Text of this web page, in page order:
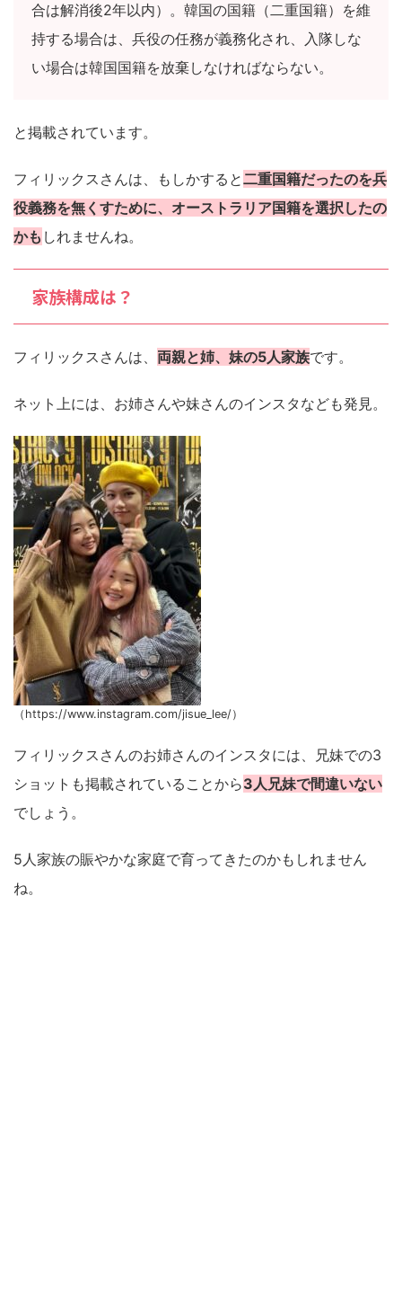
合は解消後2年以内）。韓国の国籍（二重国籍）を維
持する場合は、兵役の任務が義務化され、入隊しな
い場合は韓国国籍を放棄しなければならない。
と掲載されています。
フィリックスさんは、もしかすると二重国籍だったのを兵
役義務を無くすために、オーストラリア国籍を選択したの
かも しれませんね。
家族構成は？
フィリックスさんは、 両親と姉、妹の5人家族です。
ネット上には、お姉さんや妹さんのインスタなども発見。
（https://www.instagram.com/jisue_lee/）
フィリックスさんのお姉さんのインスタには、兄妹での3
ショットも掲載されていることから3人兄妹で間違いない
でしょう。
5人家族の賑やかな家庭で育ってきたのかもしれません
ね。